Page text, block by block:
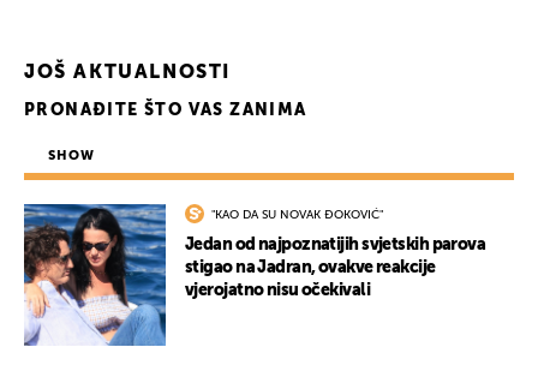
JOŠ AKTUALNOSTI
PRONAĐITE ŠTO VAS ZANIMA
SHOW
"KAO DA SU NOVAK ĐOKOVIĆ"
Jedan od najpoznatijih svjetskih parova
stigao na Jadran, ovakve reakcije
vjerojatno nisu očekivali